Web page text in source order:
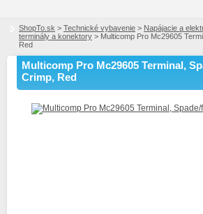
ShopTo.sk > Technické vybavenie > Napájacie a
terminály a konektory > Multicomp Pro Mc29605
Red
Multicomp Pro Mc29605 Terminal,
Crimp, Red